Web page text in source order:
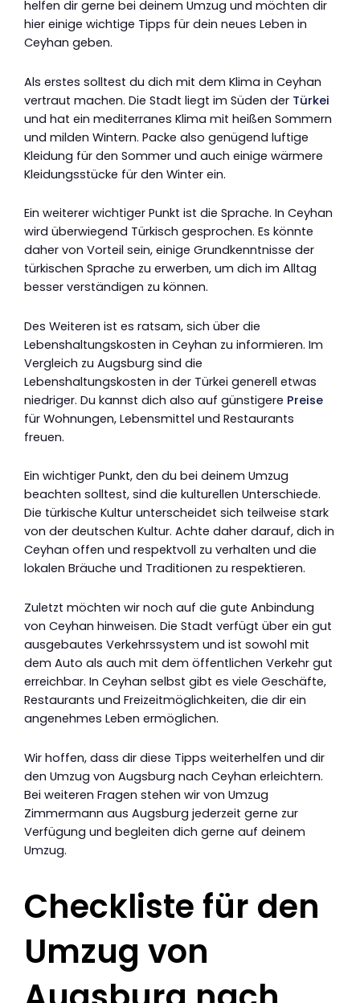
helfen dir gerne bei deinem Umzug und möchten dir
hier einige wichtige Tipps für dein neues Leben in
Ceyhan geben.
Als erstes solltest du dich mit dem Klima in Ceyhan
vertraut machen. Die Stadt liegt im Süden der Türkei
und hat ein mediterranes Klima mit heißen Sommern
und milden Wintern. Packe also genügend luftige
Kleidung für den Sommer und auch einige wärmere
Kleidungsstücke für den Winter ein.
Ein weiterer wichtiger Punkt ist die Sprache. In Ceyhan
wird überwiegend Türkisch gesprochen. Es könnte
daher von Vorteil sein, einige Grundkenntnisse der
türkischen Sprache zu erwerben, um dich im Alltag
besser verständigen zu können.
Des Weiteren ist es ratsam, sich über die
Lebenshaltungskosten in Ceyhan zu informieren. Im
Vergleich zu Augsburg sind die
Lebenshaltungskosten in der Türkei generell etwas
niedriger. Du kannst dich also auf günstigere Preise
für Wohnungen, Lebensmittel und Restaurants
freuen.
Ein wichtiger Punkt, den du bei deinem Umzug
beachten solltest, sind die kulturellen Unterschiede.
Die türkische Kultur unterscheidet sich teilweise stark
von der deutschen Kultur. Achte daher darauf, dich in
Ceyhan offen und respektvoll zu verhalten und die
lokalen Bräuche und Traditionen zu respektieren.
Zuletzt möchten wir noch auf die gute Anbindung
von Ceyhan hinweisen. Die Stadt verfügt über ein gut
ausgebautes Verkehrssystem und ist sowohl mit
dem Auto als auch mit dem öffentlichen Verkehr gut
erreichbar. In Ceyhan selbst gibt es viele Geschäfte,
Restaurants und Freizeitmöglichkeiten, die dir ein
angenehmes Leben ermöglichen.
Wir hoffen, dass dir diese Tipps weiterhelfen und dir
den Umzug von Augsburg nach Ceyhan erleichtern.
Bei weiteren Fragen stehen wir von Umzug
Zimmermann aus Augsburg jederzeit gerne zur
Verfügung und begleiten dich gerne auf deinem
Umzug.
Checkliste für den
Umzug von